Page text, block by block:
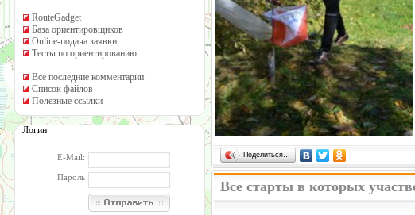
RouteGadget
База ориентировщиков
Online-подача заявки
Тесты по ориентированию
Все последние комментарии
Список файлов
Полезные ссылки
Логин
E-Mail:
Пароль
Поделиться…
Все старты в которых